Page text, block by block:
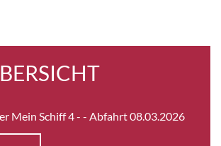
Mein Schiff 4 - - Abfahrt 08.03.2026